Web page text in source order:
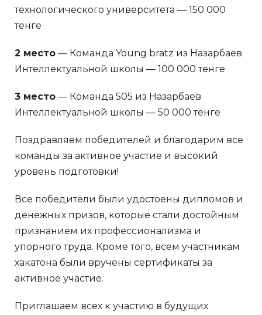
технологического университета — 150 000
тенге
2 место — Команда Young bratz из Назарбаев
Интеллектуальной школы — 100 000 тенге
3 место — Команда 505 из Назарбаев
Интеллектуальной школы — 50 000 тенге
Поздравляем победителей и благодарим все
команды за активное участие и высокий
уровень подготовки!
Все победители были удостоены дипломов и
денежных призов, которые стали достойным
признанием их профессионализма и
упорного труда. Кроме того, всем участникам
хакатона были вручены сертификаты за
активное участие.
Приглашаем всех к участию в будущих